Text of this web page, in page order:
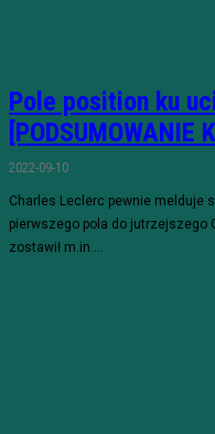
Pole position ku
[PODSUMOWANIE
2022-09-10
Charles Leclerc pewnie melduje
pierwszego pola do jutrzejszego
zostawił m.in....